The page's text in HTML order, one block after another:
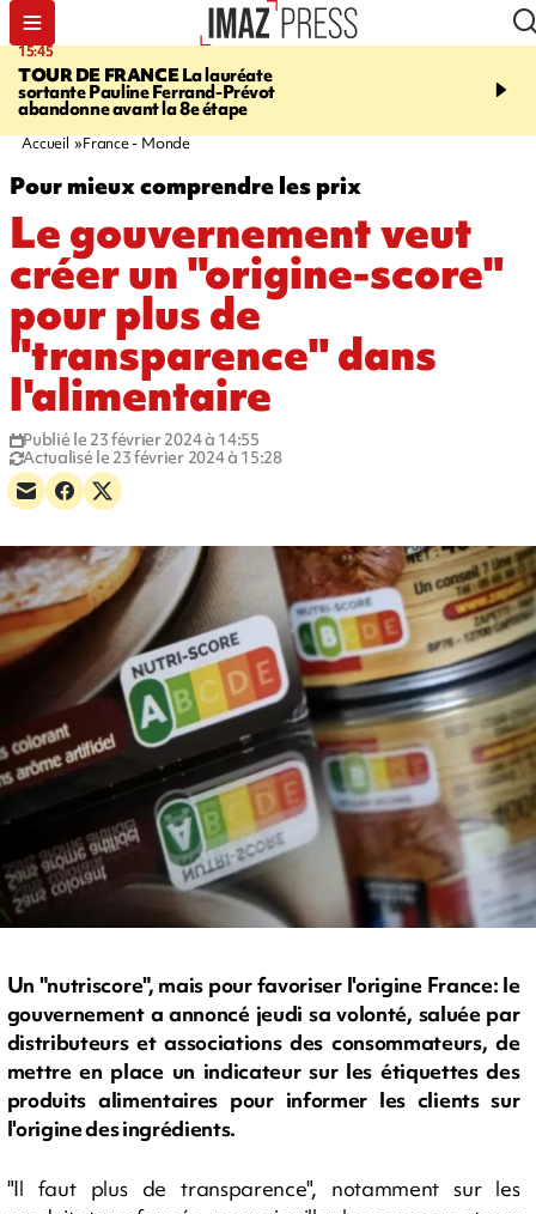
15:45
TOUR DE FRANCELa lauréate
sortante Pauline Ferrand-Prévot
abandonne avant la 8e étape
20:17
routière, concours de
Accueil France - Monde
Pour mieux comprendre les prix
Le gouvernement veut
créer un "origine-score"
pour plus de
"transparence" dans
l'alimentaire
Publié le 23 février 2024 à 14:55
Actualisé le 23 février 2024 à 15:28
Un "nutriscore", mais pour favoriser l'origine France: le
gouvernement a annoncé jeudi sa volonté, saluée par
distributeurs et associations des consommateurs, de
mettre en place un indicateur sur les étiquettes des
produits alimentaires pour informer les clients sur
l'origine des ingrédients.
"Il faut plus de transparence", notamment sur les